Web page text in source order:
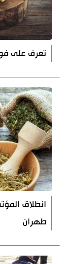
تعرف على
انطلاق
طهران